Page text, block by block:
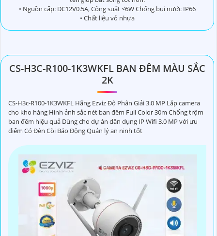
• Nguồn cấp: DC12V0.5A, Công suất <6W Chống bụi nước IP66
• Chất liệu vỏ nhựa
CS-H3C-R100-1K3WKFL BAN ĐÊM MÀU SẮC
2K
CS-H3c-R100-1K3WKFL Hãng Ezviz Độ Phân Giải 3.0 MP Lắp camera
cho kho hàng Hình ảnh sắc nét ban đêm Full Color 30m Chống trộm
ban đêm hiệu quả Dùng cho dự án dân dụng IP Wifi 3.0 MP với ưu
điểm Có Đèn Còi Báo Động Quản lý an ninh tốt